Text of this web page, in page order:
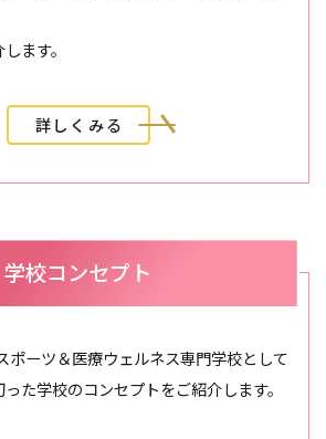
ます。
詳しくみる
学校コンセプト
ポーツ＆医療ウェルネス専門学校として
た学校のコンセプトをご紹介します。